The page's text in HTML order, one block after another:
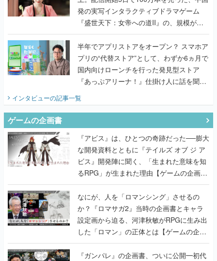
発の実写インタラクティブドラマゲーム
『盛世天下：女帝への道II』の、規模が違
うこだわりをプロデューサーに聞いた
半年でアプリストアをオープン？ スマホア
プリの“代替ストア”として、わずか6ヵ月で
国内向けローンチを行った発見型ストア
『あっぷアリーナ！』仕掛け人に話を聞い
てみた
インタビューの記事一覧
ゲームの企画書
『アビス』は、ひとつの奇跡だった──膨大
な開発資料とともに『テイルズ オブ ジ ア
ビス』開発陣に聞く、「生まれた意味を知
るRPG」が生まれた理由【ゲームの企画
書】
なにが、人を「ロマンシング」させるの
か？『ロマサガ2』当時の企画書とキャラ
設定画から迫る、河津秋敏がRPGに生み出
した「ロマン」の正体とは【ゲームの企画
書】
『ガンパレ』の企画書、ついに公開━初代